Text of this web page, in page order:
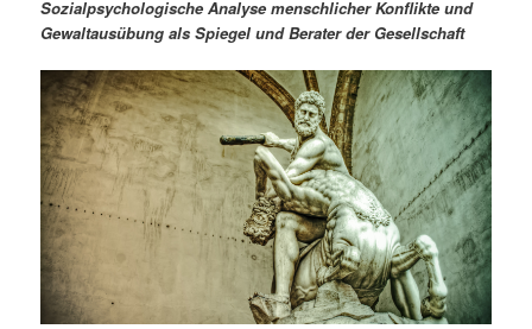
r
e
n
I
n
d
ä
r
e
n
n
a
a
t
i
o
n
Sozialpsychologische Analyse menschlicher Konflikte und
Gewaltausübung als Spiegel und Berater der Gesellschaft